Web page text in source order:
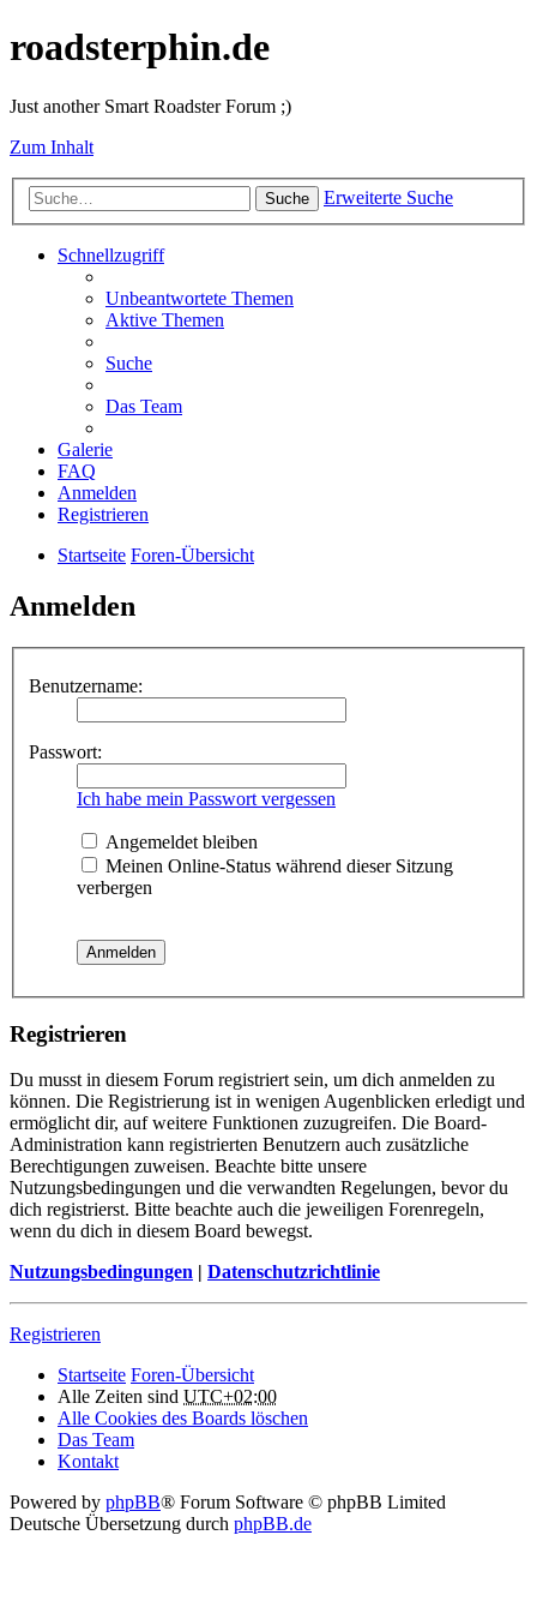
roadsterphin.de
Just another Smart Roadster Forum ;)
Zum Inhalt
Suche Erweiterte Suche
Schnellzugriff
Unbeantwortete Themen
Aktive Themen
Suche
Das Team
Galerie
FAQ
Anmelden
Registrieren
Startseite Foren-Übersicht
Anmelden
Benutzername:
Passwort:
Ich habe mein Passwort vergessen
Angemeldet bleiben
Meinen Online-Status während dieser Sitzung
verbergen
Registrieren
Du musst in diesem Forum registriert sein, um dich anmelden zu
können. Die Registrierung ist in wenigen Augenblicken erledigt und
ermöglicht dir, auf weitere Funktionen zuzugreifen. Die Board-
Administration kann registrierten Benutzern auch zusätzliche
Berechtigungen zuweisen. Beachte bitte unsere
Nutzungsbedingungen und die verwandten Regelungen, bevor du
dich registrierst. Bitte beachte auch die jeweiligen Forenregeln,
wenn du dich in diesem Board bewegst.
Nutzungsbedingungen | Datenschutzrichtlinie
Registrieren
Startseite Foren-Übersicht
Alle Zeiten sind UTC+02:00
Alle Cookies des Boards löschen
Das Team
Kontakt
Powered by phpBB® Forum Software © phpBB Limited
Deutsche Übersetzung durch phpBB.de